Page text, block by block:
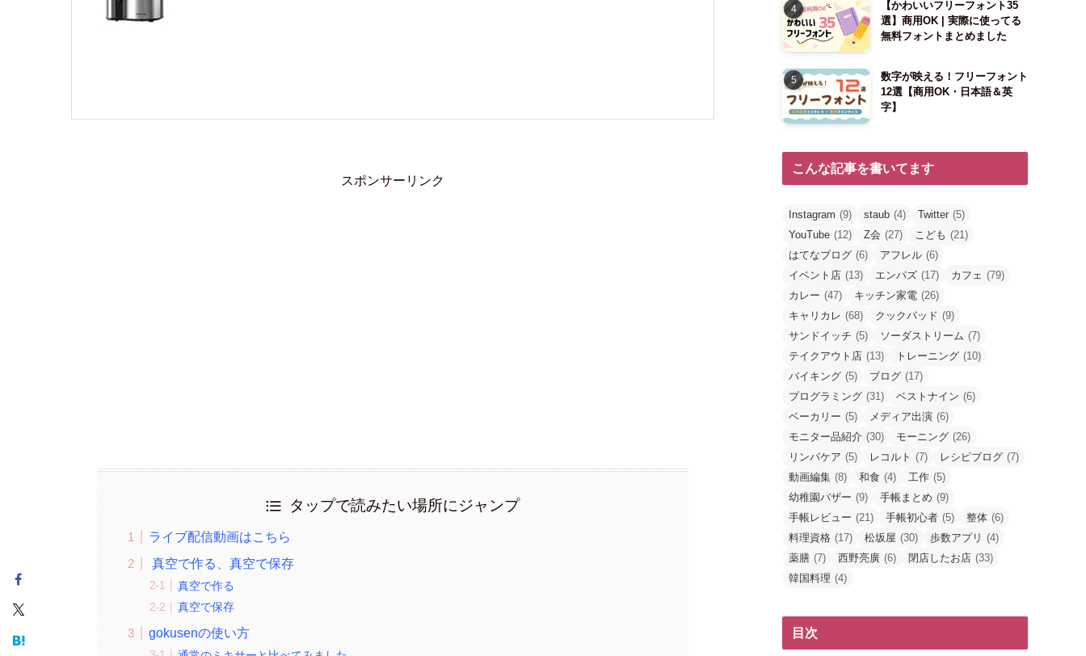
スポンサーリンク
タップで読みたい場所にジャンプ
ライブ配信動画はこちら
真空で作る、真空で保存
真空で作る
真空で保存
gokusenの使い方
【かわいいフリーフォント35
選】商用OK | 実際に使ってる
無料フォントまとめました
数字が映える！フリーフォント
12選【商用OK・日本語＆英
字】
こんな記事を書いてます
Instagram (9) staub (4) Twitter (5)
YouTube (12) Z会 (27) こども (21)
はてなブログ (6) アフレル (6)
イベント店 (13) エンパズ (17) カフェ (79)
カレー (47) キッチン家電 (26)
キャリカレ (68) クックパッド (9)
サンドイッチ (5) ソーダストリーム (7)
テイクアウト店 (13) トレーニング (10)
バイキング (5) ブログ (17)
プログラミング (31) ベストナイン (6)
ベーカリー (5) メディア出演 (6)
モニター品紹介 (30) モーニング (26)
リンパケア (5) レコルト (7) レシピブログ (7)
動画編集 (8) 和食 (4) 工作 (5)
幼稚園バザー (9) 手帳まとめ (9)
手帳レビュー (21) 手帳初心者 (5) 整体 (6)
料理資格 (17) 松坂屋 (30) 歩数アプリ (4)
薬膳 (7) 西野亮廣 (6) 閉店したお店 (33)
韓国料理 (4)
目次